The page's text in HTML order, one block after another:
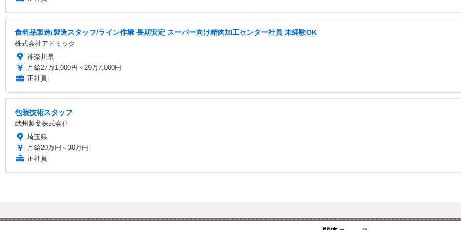
食料品製造/製造スタッフ/ライン作業 長期安定 スーパー向け精肉加工センター社員 未経験OK
株式会社アドミック
神奈川県
月給27万1,000円～29万7,000円
正社員
包装技術スタッフ
武州製薬株式会社
埼玉県
月給20万円～30万円
正社員